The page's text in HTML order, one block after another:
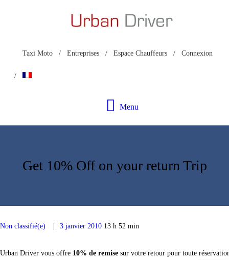
Taxi Moto Entreprises Espace Chauffeurs Connexion
Menu
Get 10% Off on your return Trip
MOTO TAXI
NOUS CONTACTER
Non classifié(e) 3 janvier 2010 13 h 52 min
Urban Driver vous offre 10% de remise sur votre retour pour toute